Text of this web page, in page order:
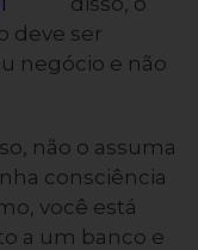
deve ser
negócio e não
não o assuma
consciência
você está
a um banco e